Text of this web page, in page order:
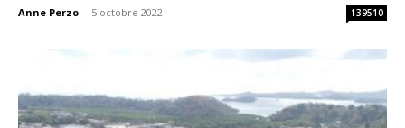
Anne Perzo - 5 octobre 2022 139510